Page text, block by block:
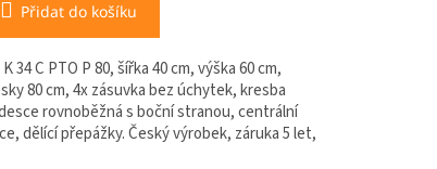
Přidat do košíku
34 C PTO P 80, šířka 40 cm, výška 60 cm,
80 cm, 4x zásuvka bez úchytek, kresba
rovnoběžná s boční stranou, centrální
dělící přepážky. Český výrobek, záruka 5 let,